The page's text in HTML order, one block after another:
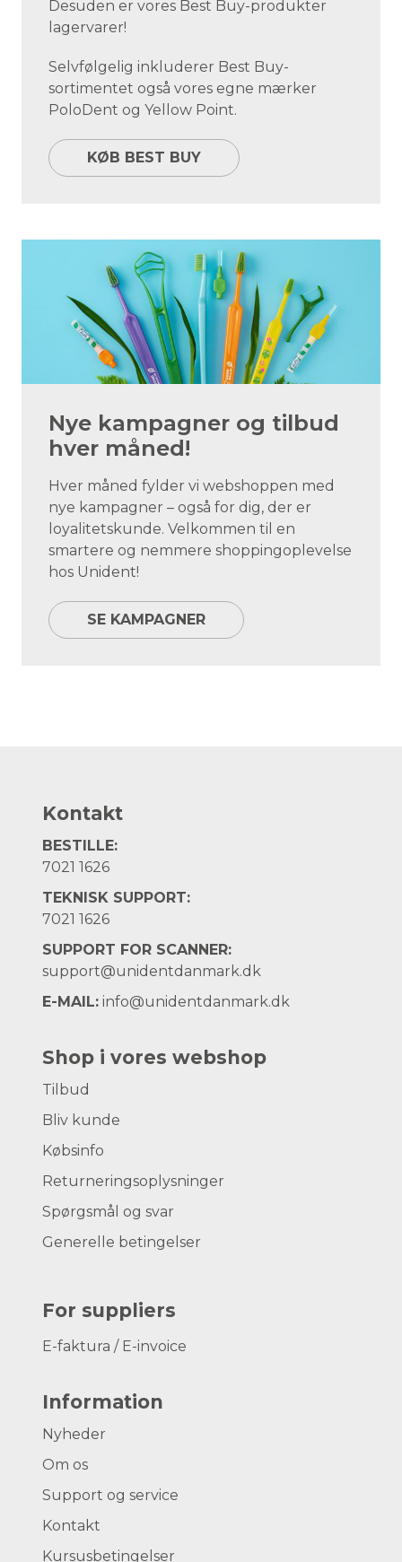
Desuden er vores Best Buy-produkter
lagervarer!
Selvfølgelig inkluderer Best Buy-
sortimentet også vores egne mærker
PoloDent og Yellow Point.
KØB BEST BUY
Nye kampagner og tilbud
hver måned!
Hver måned fylder vi webshoppen med
nye kampagner – også for dig, der er
loyalitetskunde. Velkommen til en
smartere og nemmere shoppingoplevelse
hos Unident!
SE KAMPAGNER
Kontakt
BESTILLE:
7021 1626
TEKNISK SUPPORT:
7021 1626
SUPPORT FOR SCANNER:
support@unidentdanmark.dk
E-MAIL: info@unidentdanmark.dk
Shop i vores webshop
Tilbud
Bliv kunde
Købsinfo
Returneringsoplysninger
Spørgsmål og svar
Generelle betingelser
For suppliers
E-faktura / E-invoice
Information
Nyheder
Om os
Support og service
Kontakt
Kursusbetingelser